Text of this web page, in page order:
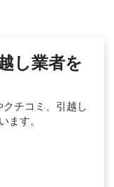
し業者を
チコミ、引越し
す。